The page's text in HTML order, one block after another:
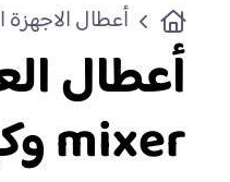
أعطال الاجهزة
mixer وكيفية إصلاحها